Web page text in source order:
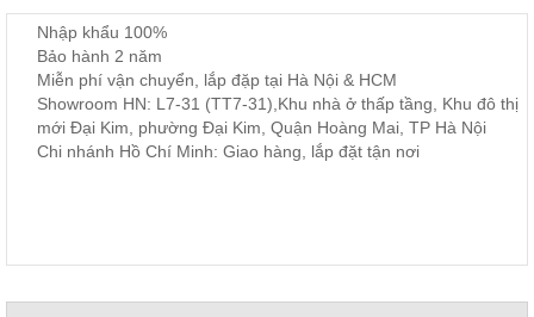
Vườn
Cây
Nhập khẩu 100%
Bảo hành 2 năm
Miễn phí vận chuyển, lắp đặp tại Hà Nội & HCM
Showroom HN: L7-31 (TT7-31),Khu nhà ở thấp tầng, Khu đô thị
mới Đại Kim, phường Đại Kim, Quận Hoàng Mai, TP Hà Nội
Chi nhánh Hồ Chí Minh: Giao hàng, lắp đặt tận nơi